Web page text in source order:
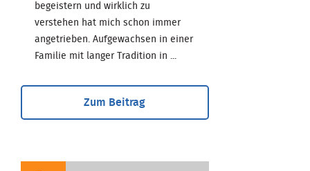
begeistern und wirklich zu
verstehen hat mich schon immer
angetrieben. Aufgewachsen in einer
Familie mit langer Tradition in ...
Zum Beitrag